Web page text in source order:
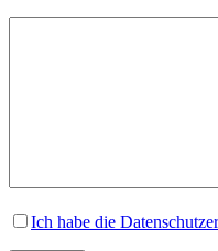
Ich habe die